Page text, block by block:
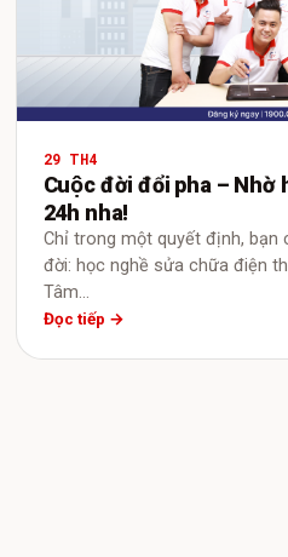
29 TH4
Cuộc đời đổi pha – Nhờ
24h nha!
Chỉ trong một quyết định, bạn
đời: học nghề sửa chữa điện
Tâm…
Đọc tiếp →